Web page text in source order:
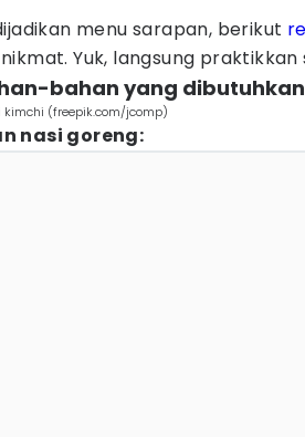
menu sarapan, berikut
Yuk, langsung praktikkan
bahan yang dibutuhkan
(freepik.com/jcomp)
nasi goreng: